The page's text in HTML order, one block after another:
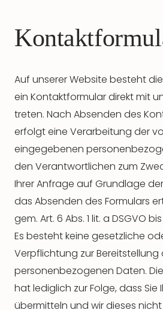
Auf unserer Website besteht
ein Kontaktformular direkt mit
treten. Nach Absenden des
erfolgt eine Verarbeitung der
eingegebenen
den Verantwortlichen zum
Ihrer Anfrage auf Grundlage
das Absenden des Formulars
gem. Art. 6 Abs. 1 lit. a DSGVO
Es besteht keine gesetzliche
Verpflichtung zur Bereitstellung
personenbezogenen Daten.
hat lediglich zur Folge, dass Sie
übermitteln und wir dieses